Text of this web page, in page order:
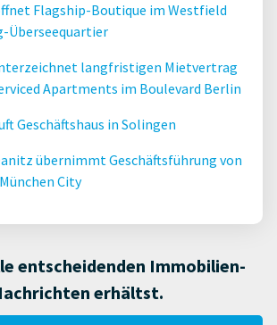
Flagship-Boutique im Westfield
Überseequartier
langfristigen Mietvertrag
Apartments im Boulevard Berlin
Geschäftshaus in Solingen
übernimmt Geschäftsführung von
City
entscheidenden Immobilien-
erhältst.